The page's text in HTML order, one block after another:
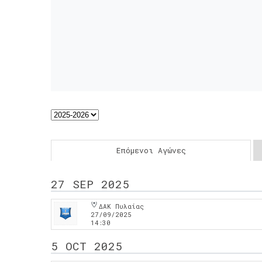
Επόμενοι Αγώνες
27 SEP 2025
ΔΑΚ Πυλαίας
27/09/2025
14:30
5 OCT 2025